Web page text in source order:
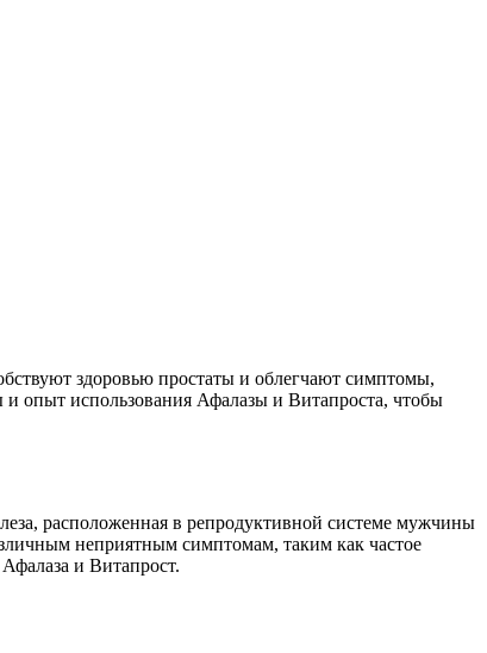
здоровью простаты и облегчают симптомы,
опыт использования Афалазы и Витапроста, чтобы
расположенная в репродуктивной системе мужчины
неприятным симптомам, таким как частое
и Витапрост.